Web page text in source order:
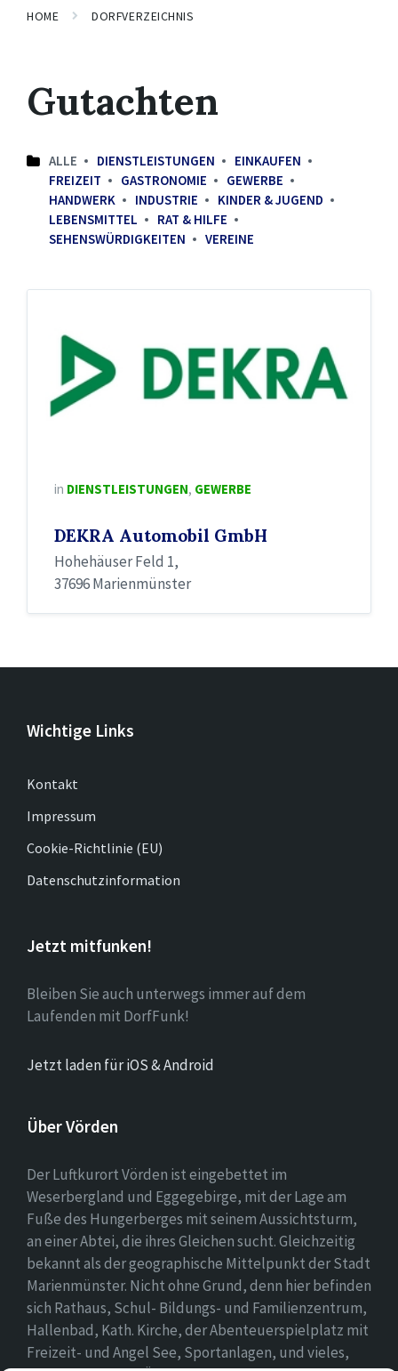
HOME DORFVERZEICHNIS
Gutachten
ALLE DIENSTLEISTUNGEN
EINKAUFEN
FREIZEIT
GASTRONOMIE
GEWERBE
HANDWERK
INDUSTRIE
KINDER & JUGEND
LEBENSMITTEL
RAT & HILFE
SEHENSWÜRDIGKEITEN
VEREINE
in DIENSTLEISTUNGEN, GEWERBE
DEKRA Automobil GmbH
Hohehäuser Feld 1,
37696 Marienmünster
Wichtige Links
Kontakt
Impressum
Cookie-Richtlinie (EU)
Datenschutzinformation
Jetzt mitfunken!
Bleiben Sie auch unterwegs immer auf dem
Laufenden mit DorfFunk!
Jetzt laden für iOS & Android
Über Vörden
Der Luftkurort Vörden ist eingebettet im
Weserbergland und Eggegebirge, mit der Lage am
Fuße des Hungerberges mit seinem Aussichtsturm,
an einer Abtei, die ihres Gleichen sucht. Gleichzeitig
bekannt als der geographische Mittelpunkt der Stadt
Marienmünster. Nicht ohne Grund, denn hier befinden
sich Rathaus, Schul- Bildungs- und Familienzentrum,
Hallenbad, Kath. Kirche, der Abenteuerspielplatz mit
Freizeit- und Angel See, Sportanlagen, und vieles,